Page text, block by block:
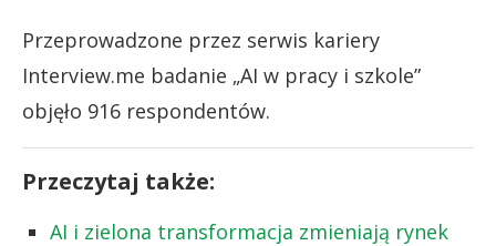
Przeprowadzone przez serwis kariery
Interview.me badanie „AI w pracy i szkole”
objęło 916 respondentów.
Przeczytaj także:
AI i zielona transformacja zmieniają rynek